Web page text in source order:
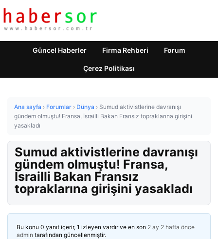
Güncel Haberler Firma Rehberi Forum
Çerez Politikası
Ana sayfa › Forumlar › Dünya › Sumud aktivistlerine davranışı
gündem olmuştu! Fransa, İsrailli Bakan Fransız topraklarına girişini
yasakladı
Sumud aktivistlerine davranışı
gündem olmuştu! Fransa,
İsrailli Bakan Fransız
topraklarına girişini yasakladı
Bu konu 0 yanıt içerir, 1 izleyen vardır ve en son 2 ay 2 hafta önce
admin tarafından güncellenmiştir.